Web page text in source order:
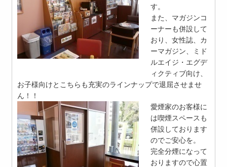
す。
また、マガジンコ
ーナーも併設して
おり、女性誌、カ
ーマガジン、ミド
ルエイジ・エグデ
ィクティブ向け、
お子様向けとこちらも充実のラインナップで退屈させませ
ん！！
愛煙家のお客様に
は喫煙スペースも
併設しております
のでご安心を。
完全分煙になって
おりますので心置